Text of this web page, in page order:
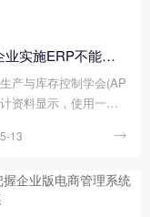
中小企业实施ERP不能照搬大企业模式
产与库存控制学会(AP
资料显示，使用一个
均可以为企业带来如
期交货减少80%，采
缩短50%，停工待料
13 